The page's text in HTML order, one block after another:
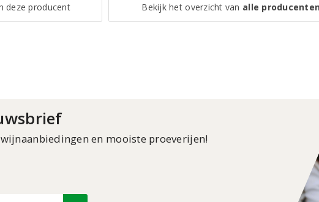
deze producent Bekijk het overzicht van alle
en mooiste proeverijen!